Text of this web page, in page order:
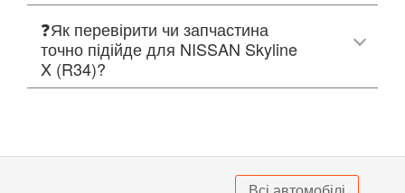
❓Як перевірити чи запчастина
точно підійде для NISSAN Skyline
X (R34)?